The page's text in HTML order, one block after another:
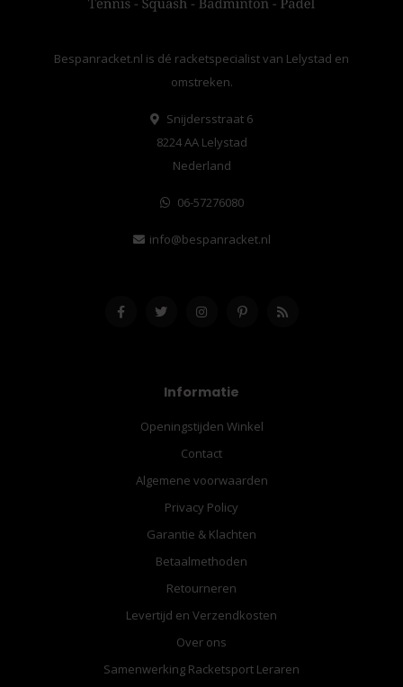
Bespanracket.nl is dé racketspecialist van Lelystad en
omstreken.
Snijdersstraat 6
8224 AA Lelystad
Nederland
06-57276080
info@bespanracket.nl
Informatie
Openingstijden Winkel
Contact
Algemene voorwaarden
Privacy Policy
Garantie & Klachten
Betaalmethoden
Retourneren
Levertijd en Verzendkosten
Over ons
Samenwerking Racketsport Leraren